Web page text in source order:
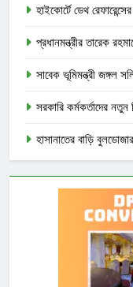
হাইকোর্টে ডেথ
প্রধানমন্ত্রীর তারেক
সাবেক ভূমিমন্ত্রী জঙ্গল
সরকারি কর্মকর্তাদের নতুন
হাসানাতের বাড়ি